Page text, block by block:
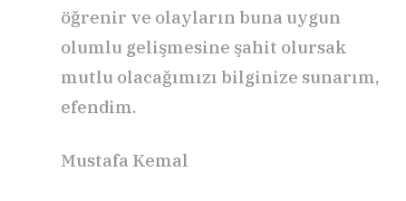
öğrenir ve olayların buna uygun
olumlu gelişmesine şahit olursak
mutlu olacağımızı bilginize sunarım,
efendim.
Mustafa Kemal